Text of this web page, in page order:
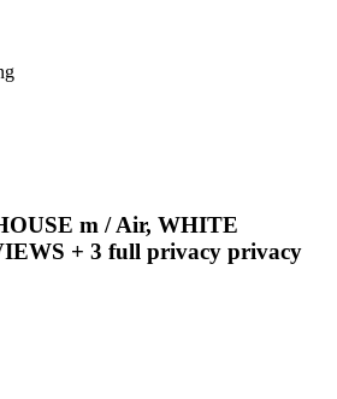
m / Air, WHITE
+ 3 full privacy privacy